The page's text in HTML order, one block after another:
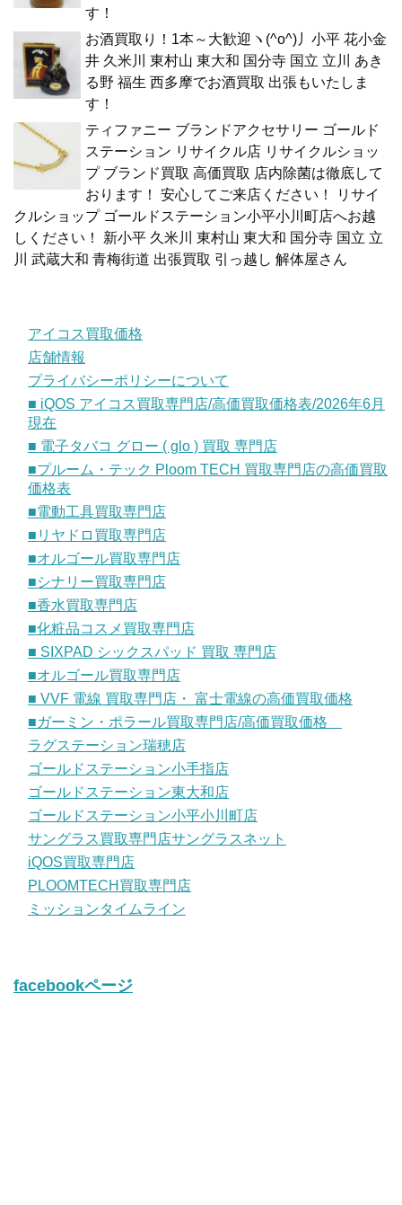
す！
お酒買取り！1本～大歓迎ヽ(^o^)丿小平 花小金
井 久米川 東村山 東大和 国分寺 国立 立川 あき
る野 福生 西多摩でお酒買取 出張もいたしま
す！
ティファニー ブランドアクセサリー ゴールド
ステーション リサイクル店 リサイクルショッ
プ ブランド買取 高価買取 店内除菌は徹底して
おります！ 安心してご来店ください！ リサイ
クルショップ ゴールドステーション小平小川町店へお越
しください！ 新小平 久米川 東村山 東大和 国分寺 国立 立
川 武蔵大和 青梅街道 出張買取 引っ越し 解体屋さん
アイコス買取価格
店舗情報
プライバシーポリシーについて
■ iQOS アイコス買取専門店/高価買取価格表/2026年6月
現在
■ 電子タバコ グロー ( glo ) 買取 専門店
■プルーム・テック Ploom TECH 買取専門店の高価買取
価格表
■電動工具買取専門店
■リヤドロ買取専門店
■オルゴール買取専門店
■シナリー買取専門店
■香水買取専門店
■化粧品コスメ買取専門店
■ SIXPAD シックスパッド 買取 専門店
■オルゴール買取専門店
■ VVF 電線 買取専門店・ 富士電線の高価買取価格
■ガーミン・ポラール買取専門店/高価買取価格
ラグステーション瑞穂店
ゴールドステーション小手指店
ゴールドステーション東大和店
ゴールドステーション小平小川町店
サングラス買取専門店サングラスネット
iQOS買取専門店
PLOOMTECH買取専門店
ミッションタイムライン
facebookページ